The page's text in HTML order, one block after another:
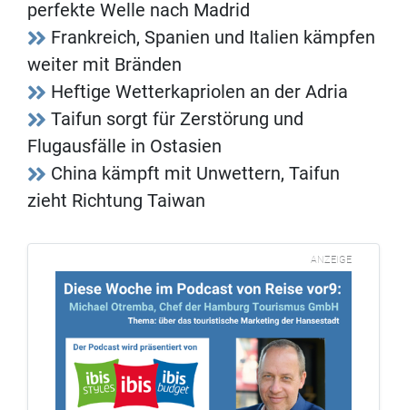
perfekte Welle nach Madrid
Frankreich, Spanien und Italien kämpfen
weiter mit Bränden
Heftige Wetterkapriolen an der Adria
Taifun sorgt für Zerstörung und
Flugausfälle in Ostasien
China kämpft mit Unwettern, Taifun
zieht Richtung Taiwan
ANZEIGE